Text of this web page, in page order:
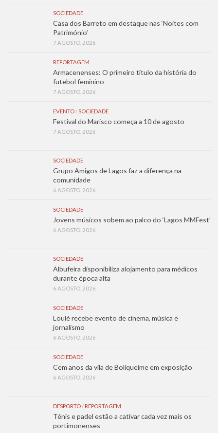
SOCIEDADE
Casa dos Barreto em destaque nas ‘Noites com
Património’
7 AGOSTO, 2026
REPORTAGEM
Armacenenses: O primeiro título da história do
futebol feminino
7 AGOSTO, 2026
EVENTO / SOCIEDADE
Festival do Marisco começa a 10 de agosto
7 AGOSTO, 2026
SOCIEDADE
Grupo Amigos de Lagos faz a diferença na
comunidade
6 AGOSTO, 2026
SOCIEDADE
Jovens músicos sobem ao palco do ‘Lagos MMFest’
6 AGOSTO, 2026
SOCIEDADE
Albufeira disponibiliza alojamento para médicos
durante época alta
6 AGOSTO, 2026
SOCIEDADE
Loulé recebe evento de cinema, música e
jornalismo
6 AGOSTO, 2026
SOCIEDADE
Cem anos da vila de Boliqueime em exposição
6 AGOSTO, 2026
DESPORTO / REPORTAGEM
Ténis e padel estão a cativar cada vez mais os
portimonenses